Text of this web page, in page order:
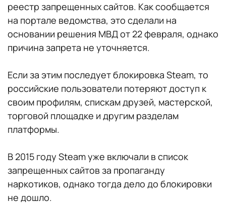
реестр запрещенных сайтов. Как сообщается
на портале ведомства, это сделали на
основании решения МВД от 22 февраля, однако
причина запрета не уточняется.
Если за этим последует блокировка Steam, то
российские пользователи потеряют доступ к
своим профилям, спискам друзей, мастерской,
торговой площадке и другим разделам
платформы.
В 2015 году Steam уже включали в список
запрещенных сайтов за пропаганду
наркотиков, однако тогда дело до блокировки
не дошло.